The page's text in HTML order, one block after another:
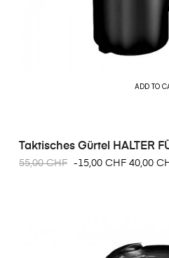
ADD TO
Taktisches Gürtel HALTER
55,00 CHF -15,00 CHF 40,00